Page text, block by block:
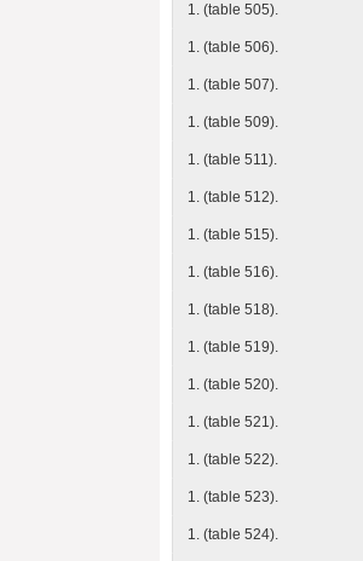
1. (table 505).
1. (table 506).
1. (table 507).
1. (table 509).
1. (table 511).
1. (table 512).
1. (table 515).
1. (table 516).
1. (table 518).
1. (table 519).
1. (table 520).
1. (table 521).
1. (table 522).
1. (table 523).
1. (table 524).